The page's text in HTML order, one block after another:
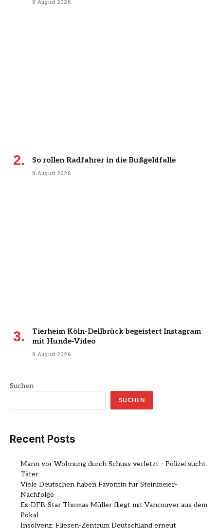
8 August 2026
So rollen Radfahrer in die Bußgeldfalle
8 August 2026
Tierheim Köln-Dellbrück begeistert Instagram
mit Hunde-Video
8 August 2026
Suchen
SUCHEN
Recent Posts
Mann vor Wohnung durch Schuss verletzt – Polizei sucht
Täter
Viele Deutschen haben Favoritin für Steinmeier-
Nachfolge
Ex-DFB-Star Thomas Müller fliegt mit Vancouver aus dem
Pokal
Insolvenz: Fliesen-Zentrum Deutschland erneut